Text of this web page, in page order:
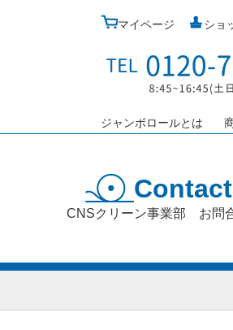
マイページ ショ
ジャンボロールとは
Contact
CNSクリーン事業部 お問